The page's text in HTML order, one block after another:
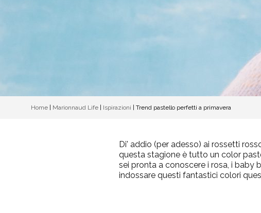
Home Marionnaud Life Ispirazioni Trend pastello perfetti a primavera
Di' addio (per adesso) ai rossetti
questa stagione è tutto un color
sei pronta a conoscere i rosa, i baby
indossare questi fantastici colori